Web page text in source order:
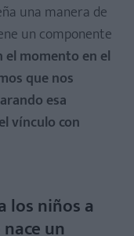
una manera de
un componente
el momento en el
que nos
esa
vínculo con
los niños a
un